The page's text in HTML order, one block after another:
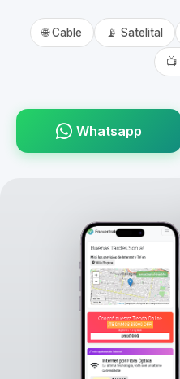
🌐 Cable 📡 Satelital
Whatsapp